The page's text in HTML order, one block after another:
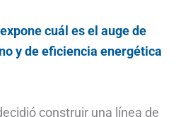
cuál es el auge de
y de eficiencia energética
construir una línea de